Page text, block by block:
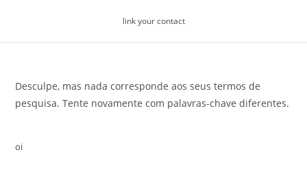
link your contact
Desculpe, mas nada corresponde aos seus termos de
pesquisa. Tente novamente com palavras-chave diferentes.
oi